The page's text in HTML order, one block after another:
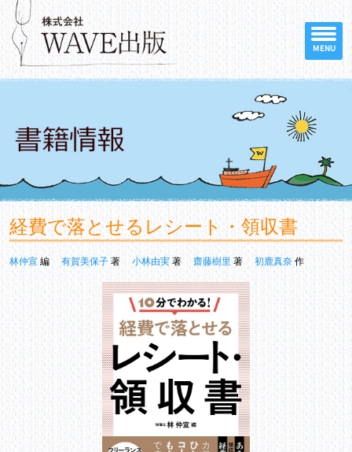
MENU
経費で落とせるレシート・領収書
林仲宣 編 有賀美保子 著 小林由実 著 齋藤樹里 著 初鹿真奈 作